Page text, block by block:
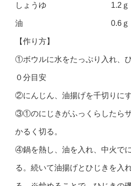
しょうゆ 1.2ｇ
油 0.6ｇ
【作り方】
①ボウルに水をたっぷり入れ、
０分目安
②にんじん、油揚げを千切りにす
③①のにじきがふっくらしたら
かるく切る。
④鍋を熱し、油を入れ、中火で
る。続いて油揚げとひじきを入